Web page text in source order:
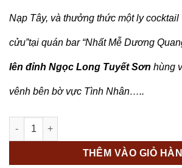
Nạp Tây, và thưởng thức một ly cocktail
cửu”tại quán bar “Nhất Mễ Dương
lên đỉnh Ngọc Long Tuyết Sơn hùng
vênh bên bờ vực Tình Nhân…..
HÀ NỘI - CÔN MINH - ĐẠI LÝ - LỆ
THÊM VÀO GIỎ